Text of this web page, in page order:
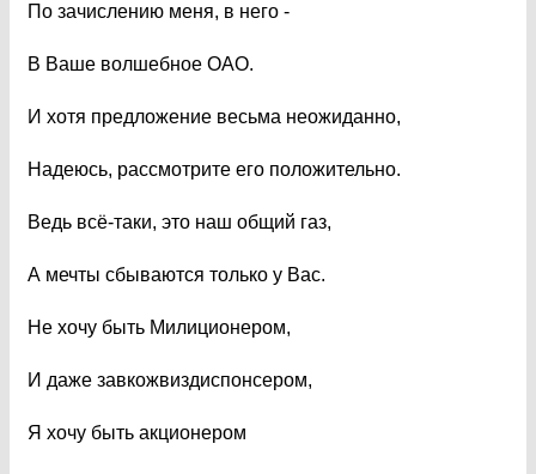
По зачислению меня, в него -
В Ваше волшебное ОАО.
И хотя предложение весьма неожиданно,
Надеюсь, рассмотрите его положительно.
Ведь всё-таки, это наш общий газ,
А мечты сбываются только у Вас.
Не хочу быть Милиционером,
И даже завкожвиздиспонсером,
Я хочу быть акционером